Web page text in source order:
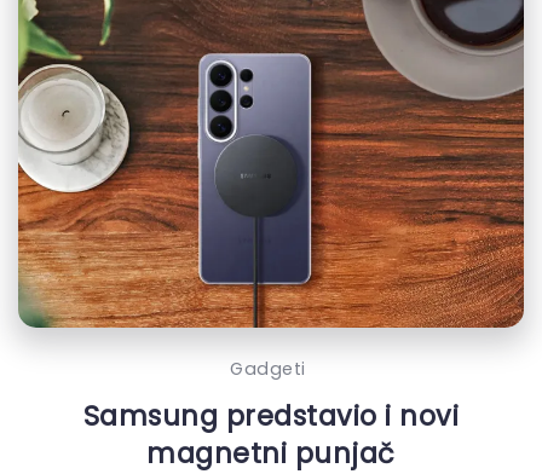
Gadgeti
Samsung predstavio i novi
magnetni punjač